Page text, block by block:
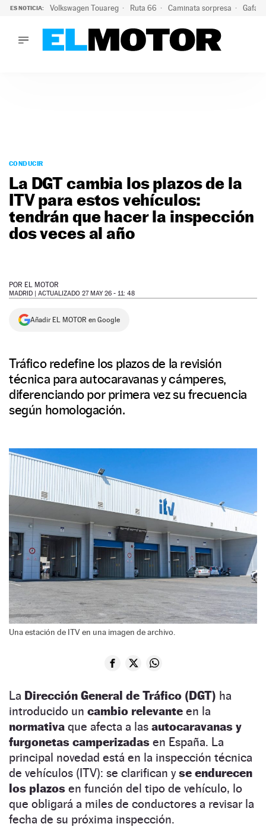
ES NOTICIA: Volkswagen Touareg Ruta 66 Caminata sorpresa Gafas
PODCAST
MOTOS
TECNOLOGÍA
SUPERCOCHES
MOTORTV
NEWSLETTER
SÍGUENOS
CONDUCIR
La DGT cambia los plazos de la
ITV para estos vehículos:
tendrán que hacer la inspección
dos veces al año
POR EL MOTOR
MADRID | ACTUALIZADO 27 MAY 26 - 11: 48
Añadir EL MOTOR en Google
Tráfico redefine los plazos de la revisión
técnica para autocaravanas y cámperes,
diferenciando por primera vez su frecuencia
según homologación.
Una estación de ITV en una imagen de archivo.
La Dirección General de Tráfico (DGT) ha
introducido un cambio relevante en la
normativa que afecta a las autocaravanas y
furgonetas camperizadas en España. La
principal novedad está en la inspección técnica
de vehículos (ITV): se clarifican yse endurecen
los plazos en función del tipo de vehículo, lo
que obligará a miles de conductores a revisar la
fecha de su próxima inspección.